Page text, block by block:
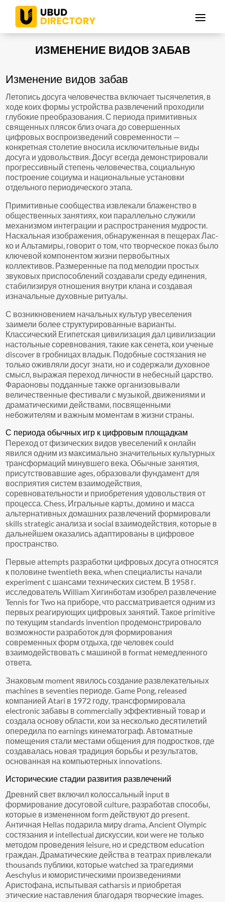
ИЗМЕНЕНИЕ ВИДОВ ЗАБАВ
Изменение видов забав
Летопись досуга человечества включает тысячелетия, в
ходе коих формы устройства развлечений проходили
глубокие преобразования. С периода примитивных
священных плясок близ очага до совершенных
цифровых воспроизведений современности —
конкретная столетие вносила исключительные виды
досуга и удовольствия. Досуг всегда демонстрировали
прогрессивный степень человечества, социальную
построение социума и национальные установки
отдельного периодического этапа.
Примитивные сообщества извлекали блаженство в
общественных занятиях, кои параллельно служили
механизмом интеграции и распространения мудрости.
Наскальная изображения, обнаруженная в пещерах Лас-
ко и Альтамиры, говорит о том, что творческое показ было
ключевой компонентом жизни первобытных
коллективов. Размеренные па под мелодии простых
звуковых приспособлений создавали среду единения,
стабилизируя отношения внутри клана и создавая
изначальные духовные ритуалы.
С возникновением начальных культур увеселения
заимели более структурированные варианты.
Классический Египетская цивилизация дал цивилизации
настольные соревнования, такие как сенета, кои ученые
discover в гробницах владык. Подобные состязания не
только оживляли досуг знати, но и содержали духовное
смысл, выражая переход личности в небесный царство.
Фараоновы подданные также организовывали
величественные фестивали с музыкой, движениями и
драматическими действами, посвященными
небожителям и важным моментам в жизни страны.
С периода обычных игр к цифровым площадкам
Переход от физических видов увеселений к онлайн
явился одним из максимально значительных культурных
трансформаций минувшего века. Обычные занятия,
присутствовавшие ages, образовали фундамент для
восприятия систем взаимодействия,
соревновательности и приобретения удовольствия от
процесса. Chess, Игральные карты, домино и масса
альтернативных домашних развлечений формировали
skills strategic анализа и social взаимодействия, которые в
дальнейшем оказались адаптированы в цифровое
пространство.
Первые attempts разработки цифровых досуга относятся
к половине twentieth века, when специалисты начали
experiment с шансами технических систем. В 1958 г.
исследователь William Хигинботам изобрел развлечение
Tennis for Two на приборе, что рассматривается одним из
первых реагирующих цифровых занятий. Такое primitive
по текущим standards invention продемонстрировало
возможности разработок для формирования
современных форм отдыха, где человек could
взаимодействовать с машиной в format немедленного
ответа.
Знаковым moment явилось создание развлекательных
machines в seventies периоде. Game Pong, released
компанией Atari в 1972 году, трансформировала
electronic забавы в commercially эффективный товар и
создала основу области, кои за несколько десятилетий
опередила по earnings кинематограф. Автоматные
помещения стали местами общения для подростков, где
создавалась новая традиция борьбы и результатов,
основанная на компьютерных innovations.
Исторические стадии развития развлечений
Древний свет включил колоссальный input в
формирование досуговой culture, разработав способы,
которые в измененном form действуют до present.
Античная Hellas подарила миру drama, Ancient Olympic
состязания и intellectual дискуссии, кои were не только
методом проведения leisure, но и средством education
граждан. Драматические действа в театрах привлекали
thousands публики, которые watched за трагедиями
Aeschylus и юмористическими произведениями
Аристофана, испытывая catharsis и приобретая
этические наставления благодаря творческие images.